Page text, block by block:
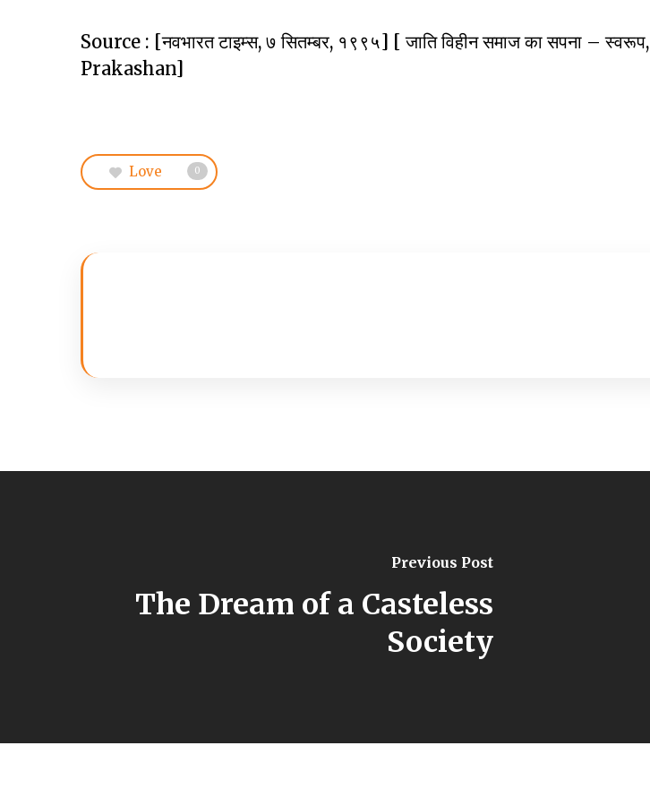
Source : [नवभारत टाइम्स, ७ सितम्बर, १९९५] [ जाति विहीन समाज का सपना – स्वरूप,
Prakashan]
Love 0
Previous Post
The Dream of a Casteless
Society